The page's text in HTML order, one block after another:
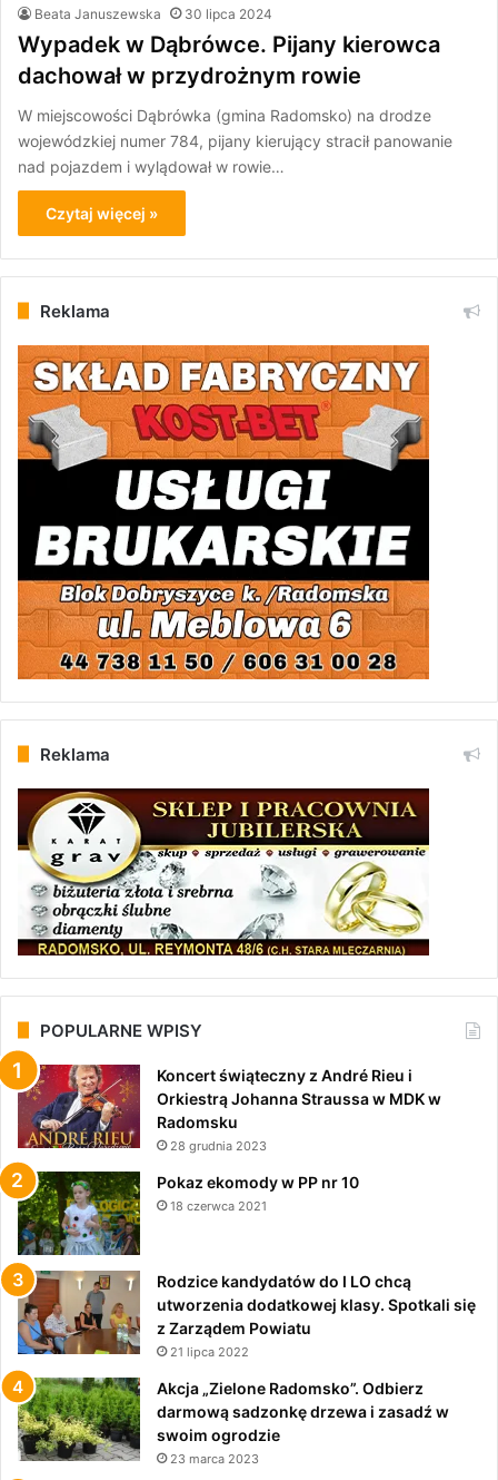
Beata Januszewska 30 lipca 2024
Wypadek w Dąbrówce. Pijany kierowca
dachował w przydrożnym rowie
W miejscowości Dąbrówka (gmina Radomsko) na drodze
wojewódzkiej numer 784, pijany kierujący stracił panowanie
nad pojazdem i wylądował w rowie…
Czytaj więcej »
Reklama
Reklama
POPULARNE WPISY
Koncert świąteczny z André Rieu i
Orkiestrą Johanna Straussa w MDK w
Radomsku
28 grudnia 2023
Pokaz ekomody w PP nr 10
18 czerwca 2021
Rodzice kandydatów do I LO chcą
utworzenia dodatkowej klasy. Spotkali się
z Zarządem Powiatu
21 lipca 2022
Akcja „Zielone Radomsko”. Odbierz
darmową sadzonkę drzewa i zasadź w
swoim ogrodzie
23 marca 2023